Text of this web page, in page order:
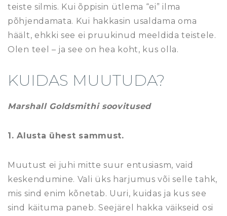
teiste silmis. Kui õppisin ütlema “ei” ilma
põhjendamata. Kui hakkasin usaldama oma
häält, ehkki see ei pruukinud meeldida teistele.
Olen teel – ja see on hea koht, kus olla.
KUIDAS MUUTUDA?
Marshall Goldsmithi soovitused
1. Alusta ühest sammust.
Muutust ei juhi mitte suur entusiasm, vaid
keskendumine. Vali üks harjumus või selle tahk,
mis sind enim kõnetab. Uuri, kuidas ja kus see
sind käituma paneb. Seejärel hakka väikseid osi